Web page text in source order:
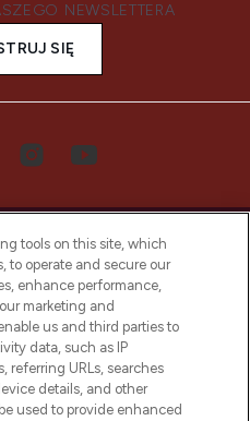
NEWSLETTERA
SIĘ
która dowie się o
od niszowych i
trendach i
artykuły redakcyjne
tools on this site, which
to operate and secure our
enhance performance,
marketing and
us and third parties to
data, such as IP
referring URLs, searches
details, and other
used to provide enhanced